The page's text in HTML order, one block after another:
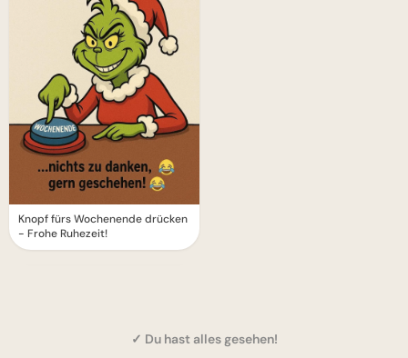
Knopf fürs Wochenende drücken
- Frohe Ruhezeit!
✓ Du hast alles gesehen!